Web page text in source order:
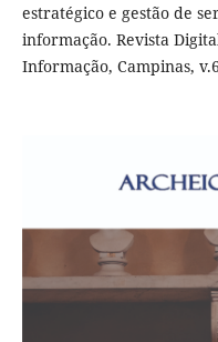
estratégico e gestão de
informação. Revista
Informação, Campinas,